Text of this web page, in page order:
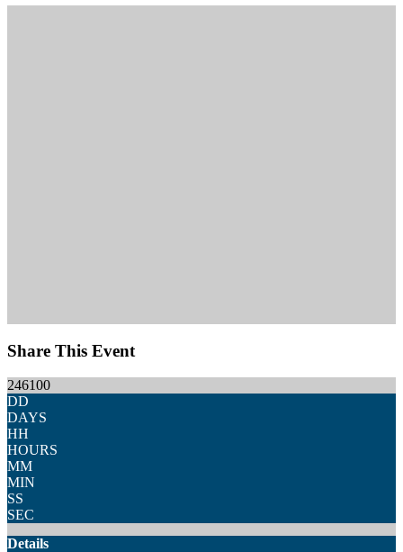
Share This Event
246100
DD
DAYS
HH
HOURS
MM
MIN
SS
SEC
Details